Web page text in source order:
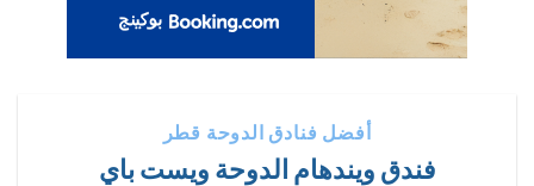
أفضل فنادق الدوحة قطر
فندق ويندهام الدوحة ويست باي